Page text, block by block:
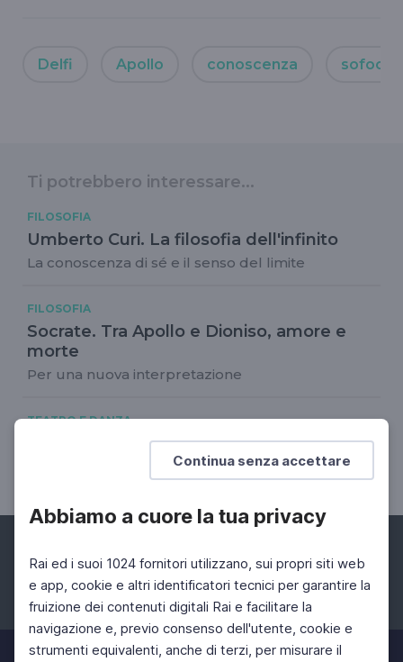
Continua senza accettare
Abbiamo a cuore la tua privacy
Rai ed i suoi 1024 fornitori utilizzano, sui propri siti web
e app, cookie e altri identificatori tecnici per garantire la
fruizione dei contenuti digitali Rai e facilitare la
navigazione e, previo consenso dell'utente, cookie e
strumenti equivalenti, anche di terzi, per misurare il
Delfi Apollo conoscenza sofocle
Ti potrebbero interessare...
FILOSOFIA
Umberto Curi. La filosofia dell'infinito
La conoscenza di sé e il senso del limite
FILOSOFIA
Socrate. Tra Apollo e Dioniso, amore e
morte
Per una nuova interpretazione
TEATRO E DANZA
Il Festival del Teatro Greco Siracusa 2022
Tutto ( o quasi) sull' edizione numero 57
Facebook Instagram Twitter